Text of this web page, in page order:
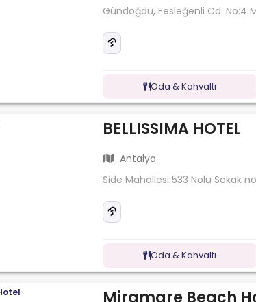
Gündoğdu, Fesleğenli Cd. No:4
Oda & Kahvaltı
BELLISSIMA HOTEL
Antalya
Side Mahallesi 533 Nolu Sokak
Oda & Kahvaltı
Miramare Beach